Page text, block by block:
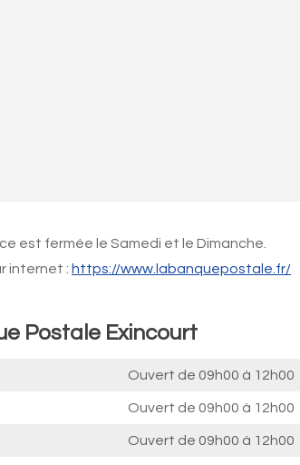
est fermée le Samedi et le Dimanche.
internet : https://www.labanquepostale.fr/
Postale Exincourt
Ouvert de 09h00 à 12h00
Ouvert de 09h00 à 12h00
Ouvert de 09h00 à 12h00